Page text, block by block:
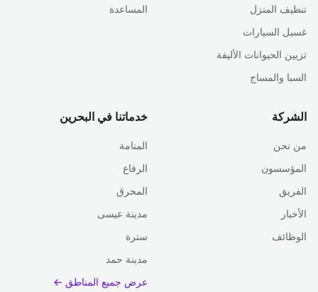
تنظيف المنزل
غسيل السيارات
تزيين الحيوانات الأليفة
السبا والمساج
المساعدة
الشركة
من نحن
المؤسسون
الفريق
الأخبار
الوظائف
خدماتنا في البحرين
المنامة
الرفاع
المحرق
مدينة عيسى
سترة
مدينة حمد
عرض جميع المناطق ←